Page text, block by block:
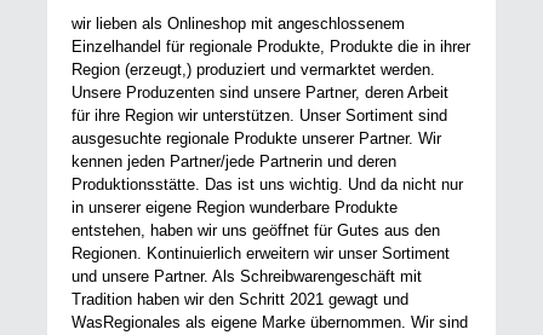
wir lieben als Onlineshop mit angeschlossenem
Einzelhandel für regionale Produkte, Produkte die in ihrer
Region (erzeugt,) produziert und vermarktet werden.
Unsere Produzenten sind unsere Partner, deren Arbeit
für ihre Region wir unterstützen. Unser Sortiment sind
ausgesuchte regionale Produkte unserer Partner. Wir
kennen jeden Partner/jede Partnerin und deren
Produktionsstätte. Das ist uns wichtig. Und da nicht nur
in unserer eigene Region wunderbare Produkte
entstehen, haben wir uns geöffnet für Gutes aus den
Regionen. Kontinuierlich erweitern wir unser Sortiment
und unsere Partner. Als Schreibwarengeschäft mit
Tradition haben wir den Schritt 2021 gewagt und
WasRegionales als eigene Marke übernommen. Wir sind